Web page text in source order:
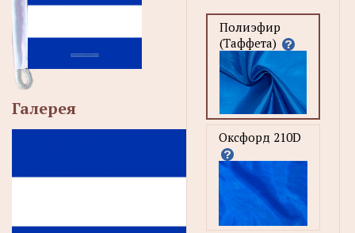
Галерея
Полиэфир
(Таффета)
Оксфорд 210D